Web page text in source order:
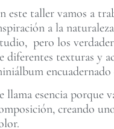
este taller vamos a
a la
pero los
diferentes texturas y
llama esencia porque
creando